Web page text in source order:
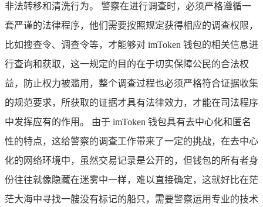
非法转移和清洗行为。 警察在进行调查时，必须严格遵循一
套严谨的法律程序，他们需要按照规定获得相应的调查权限，
比如搜查令、调查令等，才能够对 imToken 钱包的相关信息进
行查询和获取，这一规定的目的在于切实保障公民的合法权
益，防止权力被滥用，整个调查过程也必须严格符合证据收集
的规范要求，所获取的证据才具有法律效力，才能在司法程序
中发挥应有的作用。 由于 imToken 钱包具有去中心化和匿名
性的特点，这给警察的调查工作带来了一定的挑战，在去中心
化的网络环境中，虽然交易记录是公开的，但钱包的所有者身
份往往就像隐藏在迷雾中一样，难以直接确定，这就好比在茫
茫大海中寻找一艘没有标记的船只，需要警察运用专业的技术